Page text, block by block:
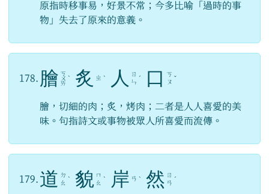
原指時移事易，好景不常；今多比喻「過時的事
物」失去了原來的意義。
178. 膾 ㄎ
ㄨ
ㄞ
ˋ 炙 ㄓ ˋ 人
ㄖ
ㄣ ˊ 口
ㄎ
ㄡ ˇ
膾，切細的肉；炙，烤肉；二者是人人喜愛的美
味。句指詩文或事物被眾人所喜愛而流傳。
179. 道 ㄉ
ㄠ ˋ 貌 ㄇ
ㄠ ˋ 岸 ㄢ ˋ 然 ㄖ
ㄢ ˊ